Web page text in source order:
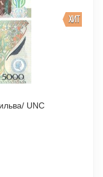
ХИТ
Колумбия 5000 песо 2013 г. /Жозе Сильва/ UNC